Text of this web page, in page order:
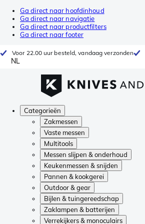
Ga direct naar hoofdinhoud
Ga direct naar navigatie
Ga direct naar productfilters
Ga direct naar footer
Voor 22.00 uur besteld, vandaag verzonden
NL
Categorieën
Zakmessen
Vaste messen
Multitools
Messen slijpen & onderhoud
Keukenmessen & snijden
Pannen & kookgerei
Outdoor & gear
Bijlen & tuingereedschap
Zaklampen & batterijen
Verrekijkers & monoculairs